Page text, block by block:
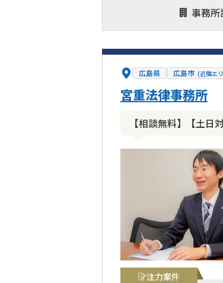
事務所
広島県 広島市 (近隣エ
【相談無料】【土日
宮重法律事務所
注力案件